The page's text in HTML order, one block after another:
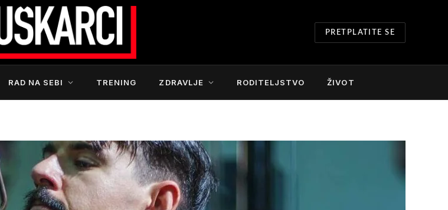
PRETPLATITE SE
RAD NA SEBI TRENING ZDRAVLJE RODITELJSTVO ŽIVOT